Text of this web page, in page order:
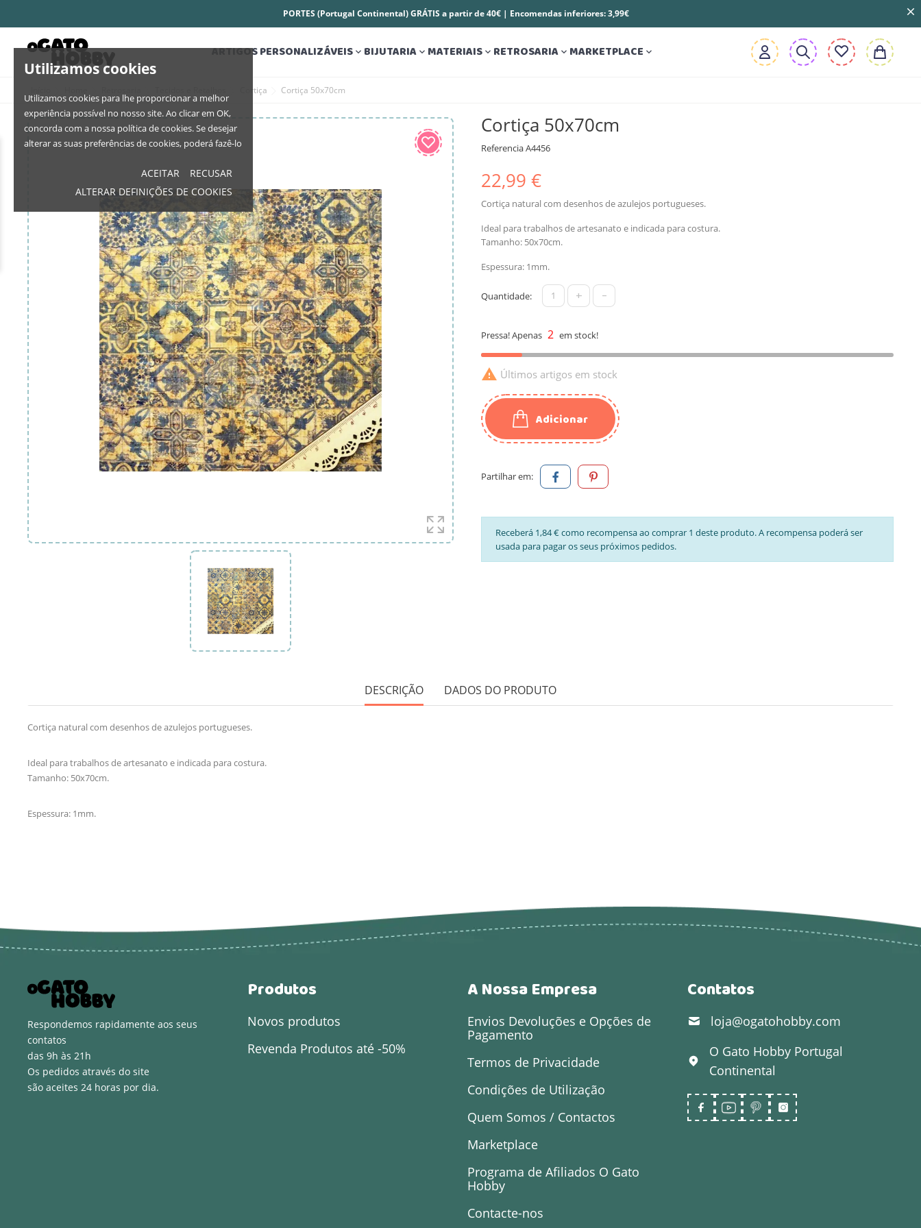
Utilizamos cookies
Utilizamos cookies para lhe proporcionar a melhor
experiência possível no nosso site. Ao clicar em OK,
concorda com a nossa política de cookies. Se desejar
alterar as suas preferências de cookies, poderá fazê-lo
ACEITAR
RECUSAR
ALTERAR DEFINIÇÕES DE COOKIES
PORTES (Portugal Continental) GRÁTIS a partir de 40€ | Encomendas inferiores: 3,99€
ARTIGOS PERSONALIZÁVEIS BIJUTARIA MATERIAIS RETROSARIA MARKETPLACE 
Cortiça Cortiça 50x70cm
Cortiça 50x70cm
ReferenciaA4456
22,99 €
Cortiça natural com desenhos de azulejos portugueses.
Ideal para trabalhos de artesanato e indicada para costura.
Tamanho: 50x70cm.
Espessura: 1mm.
Quantidade: + -
Pressa! Apenas 2 em stock!
 Últimos artigos em stock
Adicionar
Partilhar em:
Receberá 1,84 € como recompensa ao comprar 1 deste produto. A recompensa poderá ser
usada para pagar os seus próximos pedidos.
DESCRIÇÃO DADOS DO PRODUTO
Cortiça natural com desenhos de azulejos portugueses.
Ideal para trabalhos de artesanato e indicada para costura.
Tamanho: 50x70cm.
Espessura: 1mm.
Respondemos rapidamente aos seus
contatos
das 9h às 21h
Os pedidos através do site
são aceites 24 horas por dia.
Produtos
Novos produtos
Revenda Produtos até -50%
A Nossa Empresa
Envios Devoluções e Opções de
Pagamento
Termos de Privacidade
Condições de Utilização
Quem Somos / Contactos
Marketplace
Programa de Afiliados O Gato
Hobby
Contacte-nos
Contatos
loja@ogatohobby.com
O Gato Hobby Portugal
Continental